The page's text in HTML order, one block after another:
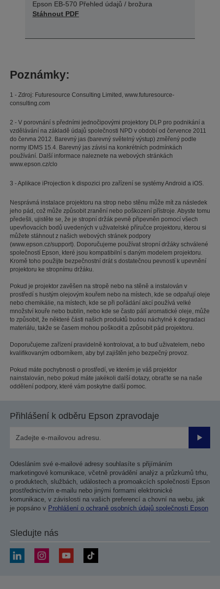
Epson EB-570 Přehled údajů / brožura
Stáhnout PDF
Poznámky:
1 - Zdroj: Futuresource Consulting Limited, www.futuresource-
consulting.com
2 - V porovnání s předními jednočipovými projektory DLP pro podnikání a
vzdělávání na základě údajů společnosti NPD v období od července 2011
do června 2012. Barevný jas (barevný světelný výstup) změřený podle
normy IDMS 15.4. Barevný jas závisí na konkrétních podmínkách
používání. Další informace naleznete na webových stránkách
www.epson.cz/clo
3 - Aplikace iProjection k dispozici pro zařízení se systémy Android a iOS.
Nesprávná instalace projektoru na strop nebo stěnu může mít za následek
jeho pád, což může způsobit zranění nebo poškození přístroje. Abyste tomu
předešli, ujistěte se, že je stropní držák pevně připevněn pomocí všech
upevňovacích bodů uvedených v uživatelské příručce projektoru, kterou si
můžete stáhnout z našich webových stránek podpory
(www.epson.cz/support). Doporučujeme používat stropní držáky schválené
společností Epson, které jsou kompatibilní s daným modelem projektoru.
Kromě toho použijte bezpečnostní drát s dostatečnou pevností k upevnění
projektoru ke stropnímu držáku.
Pokud je projektor zavěšen na stropě nebo na stěně a instalován v
prostředí s hustým olejovým kouřem nebo na místech, kde se odpařují oleje
nebo chemikálie, na místech, kde se při pořádání akcí používá velké
množství kouře nebo bublin, nebo kde se často pálí aromatické oleje, může
to způsobit, že některé části našich produktů budou náchylné k degradaci
materiálu, takže se časem mohou poškodit a způsobit pád projektoru.
Doporučujeme zařízení pravidelně kontrolovat, a to buď uživatelem, nebo
kvalifikovaným odborníkem, aby byl zajištěn jeho bezpečný provoz.
Pokud máte pochybnosti o prostředí, ve kterém je váš projektor
nainstalován, nebo pokud máte jakékoli další dotazy, obraťte se na naše
oddělení podpory, které vám poskytne další pomoc.
Přihlášení k odběru Epson zpravodaje
Odesláním své e-mailové adresy souhlasíte s přijímáním
marketingové komunikace, včetně provádění analýz a průzkumů trhu,
o produktech, službách, událostech a promoakcích společnosti Epson
prostřednictvím e-mailu nebo jinými formami elektronické
komunikace, v závislosti na vašich preferencí a chovní na webu, jak
je popsáno v Prohlášení o ochraně osobních údajů společnosti Epson
Sledujte nás